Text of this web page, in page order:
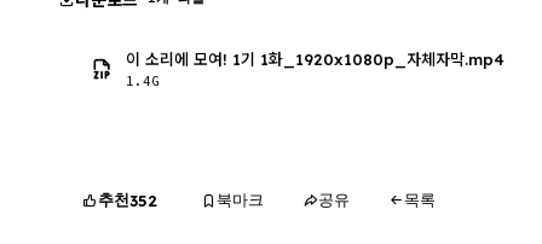
이 소리에 모여! 1기 1화_1920x1080p_자체자막.mp4
1.4G
추천352 북마크 공유 목록